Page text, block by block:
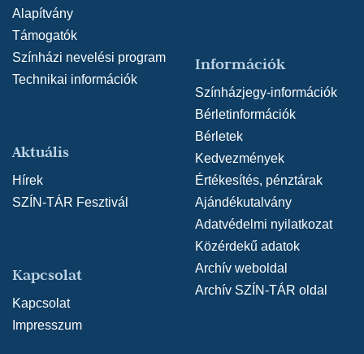
Alapítvány
Támogatók
Színházi nevelési program
Technikai információk
Aktuális
Hírek
SZÍN-TÁR Fesztivál
Információk
Színházjegy-információk
Bérletinformációk
Bérletek
Kedvezmények
Értékesítés, pénztárak
Ajándékutalvány
Adatvédelmi nyilatkozat
Közérdekű adatok
Archív weboldal
Archív SZÍN-TÁR oldal
Kapcsolat
Kapcsolat
Impresszum